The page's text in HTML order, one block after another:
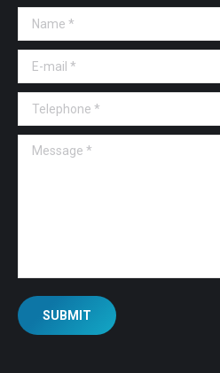
Name *
E-mail *
Telephone *
Message *
SUBMIT